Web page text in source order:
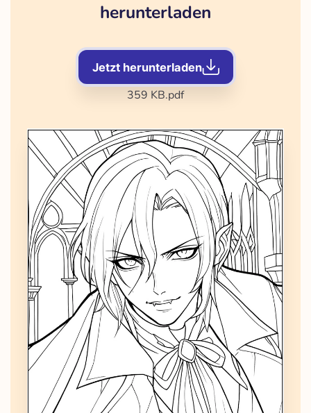
herunterladen
Jetzt herunterladen
359 KB.pdf